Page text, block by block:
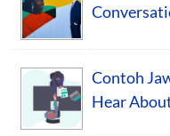
Contoh
Hear